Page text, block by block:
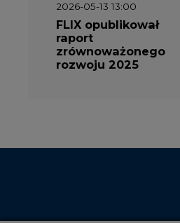
2026-05-13 13:00
FLIX opublikował
raport
zrównoważonego
rozwoju 2025